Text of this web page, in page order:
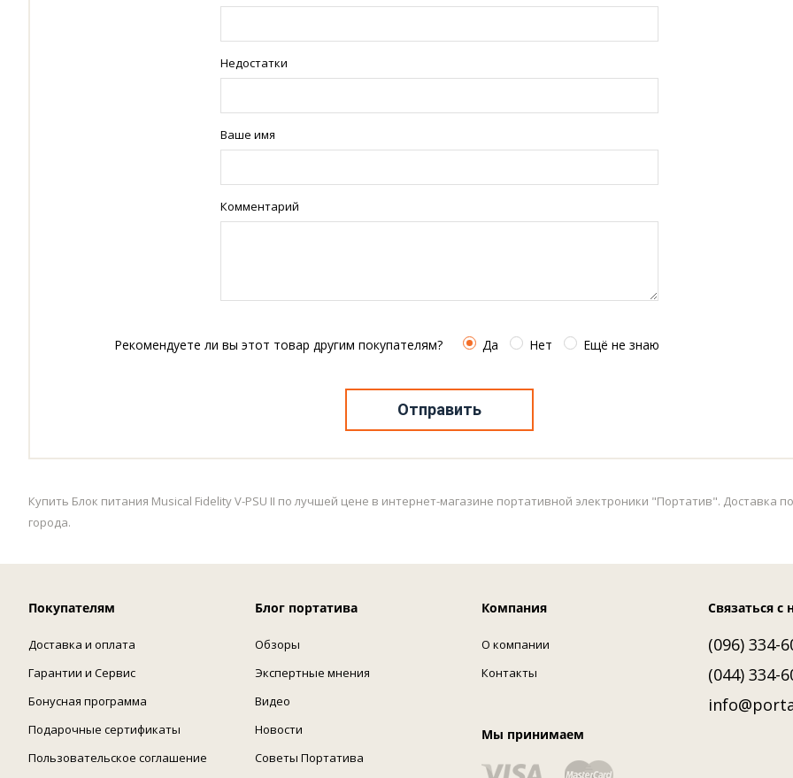
Недостатки
Ваше имя
Комментарий
Рекомендуете ли вы этот товар другим покупателям? Да Нет Ещё не знаю
Отправить
Купить Блок питания Musical Fidelity V-PSU II по лучшей цене в интернет-магазине портативной электроники "Портатив". Доставка
города.
Покупателям
Доставка и оплата
Гарантии и Сервис
Бонусная программа
Подарочные сертификаты
Пользовательское соглашение
Блог портатива
Обзоры
Экспертные мнения
Видео
Новости
Советы Портатива
Компания
О компании
Контакты
Мы принимаем
Связаться с
(096) 334-
(044) 334-